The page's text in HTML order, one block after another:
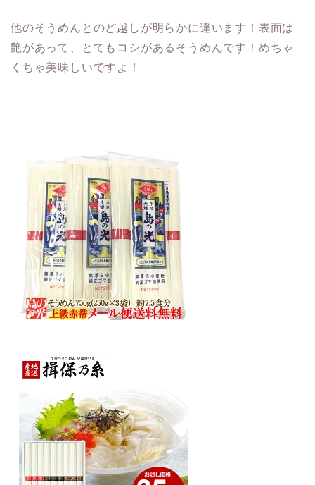
他のそうめんとのど越しが明らかに違います！表面は
艶があって、とてもコシがあるそうめんです！めちゃ
くちゃ美味しいですよ！